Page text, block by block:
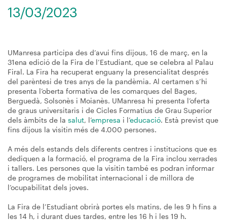
13/03/2023
UManresa participa des d’avui fins dijous, 16 de març, en la
31ena edició de la Fira de l’Estudiant, que se celebra al Palau
Firal. La Fira ha recuperat enguany la presencialitat després
del parèntesi de tres anys de la pandèmia. Al certamen s’hi
presenta l’oberta formativa de les comarques del Bages,
Berguedà, Solsonès i Moianès. UManresa hi presenta l’oferta
de graus universitaris i de Cicles Formatius de Grau Superior
dels àmbits de la salut, l’empresa i l’educació. Està previst que
fins dijous la visitin més de 4.000 persones.
A més dels estands dels diferents centres i institucions que es
dediquen a la formació, el programa de la Fira inclou xerrades
i tallers. Les persones que la visitin també es podran informar
de programes de mobilitat internacional i de millora de
l’ocupabilitat dels joves.
La Fira de l’Estudiant obrirà portes els matins, de les 9 h fins a
les 14 h, i durant dues tardes, entre les 16 h i les 19 h.